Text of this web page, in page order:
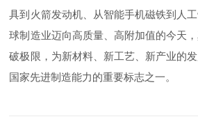
具到火箭发动机、从智能手机磁铁到人
球制造业迈向高质量、高附加值的今天
破极限，为新材料、新工艺、新产业的
国家先进制造能力的重要标志之一。